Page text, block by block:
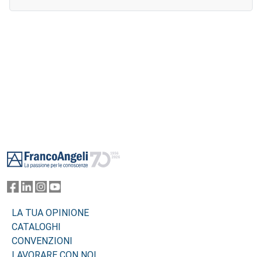
LA TUA OPINIONE
CATALOGHI
CONVENZIONI